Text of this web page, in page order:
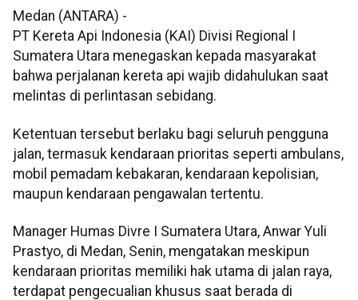
Medan (ANTARA) -
PT Kereta Api Indonesia (KAI) Divisi Regional I
Sumatera Utara menegaskan kepada masyarakat
bahwa perjalanan kereta api wajib didahulukan saat
melintas di perlintasan sebidang.
Ketentuan tersebut berlaku bagi seluruh pengguna
jalan, termasuk kendaraan prioritas seperti ambulans,
mobil pemadam kebakaran, kendaraan kepolisian,
maupun kendaraan pengawalan tertentu.
Manager Humas Divre I Sumatera Utara, Anwar Yuli
Prastyo, di Medan, Senin, mengatakan meskipun
kendaraan prioritas memiliki hak utama di jalan raya,
terdapat pengecualian khusus saat berada di